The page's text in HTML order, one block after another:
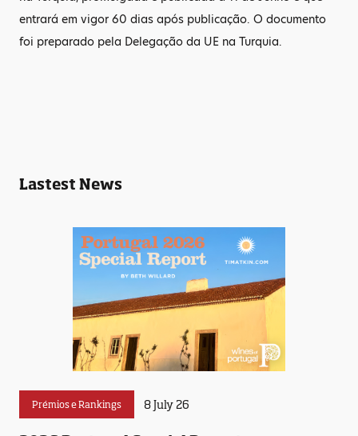
entrará em vigor 60 dias após publicação. O documento
foi preparado pela Delegação da UE na Turquia.
Lastest News
Prémios e Rankings 8 July 26